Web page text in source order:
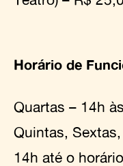
Horário de
Quartas – 14h
Quintas,
14h até o